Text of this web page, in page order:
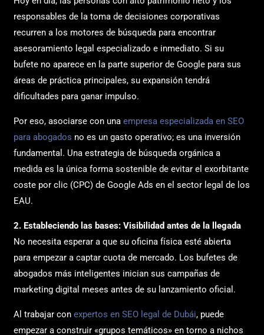
responsables de la toma de decisiones corporativas
recurren a los motores de búsqueda para encontrar
asesoramiento legal especializado e inmediato. Si su
bufete no aparece en la parte superior de Google para sus
áreas de práctica principales, su expansión tendrá
dificultades para ganar impulso.
Por eso, asociarse con unaempresa especializada en SEO
para abogados no es un gasto operativo; es una inversión
fundamental. Una estrategia de búsqueda orgánica a
medida es la única forma sostenible de evitar el exorbitante
coste por clic (CPC) de Google Ads en el sector legal de los
EAU.
2. Estableciendo las bases: Visibilidad antes de la llegada
No necesita esperar a que su oficina física esté abierta
para empezar a captar cuota de mercado. Los bufetes de
abogados más inteligentes inician sus campañas de
marketing digital meses antes de su lanzamiento oficial.
Al trabajar conexpertos en SEO legal de Dubái, puede
empezar a construir «grupos temáticos» en torno a nichos